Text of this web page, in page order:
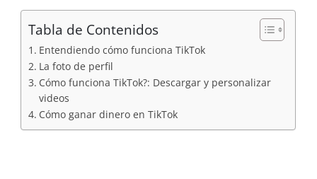
Tabla de Contenidos
Entendiendo cómo funciona TikTok
La foto de perfil
Cómo funciona TikTok?: Descargar y personalizar
videos
Cómo ganar dinero en TikTok